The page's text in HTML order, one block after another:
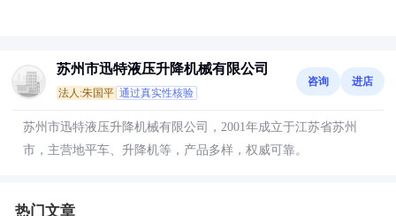
苏州市迅特液压升降机械有限公司
法人:朱国平 通过真实性核验
咨询 进店
苏州市迅特液压升降机械有限公司，2001年成立于江苏省苏州
市，主营地平车、升降机等，产品多样，权威可靠。
热门文章